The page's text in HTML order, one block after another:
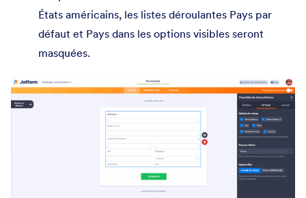
États américains, les listes déroulantes Pays par
défaut et Pays dans les options visibles seront
masquées.